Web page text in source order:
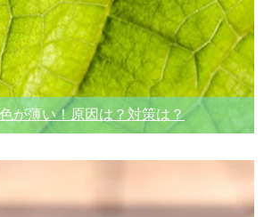
が薄い！原因は？対策は？